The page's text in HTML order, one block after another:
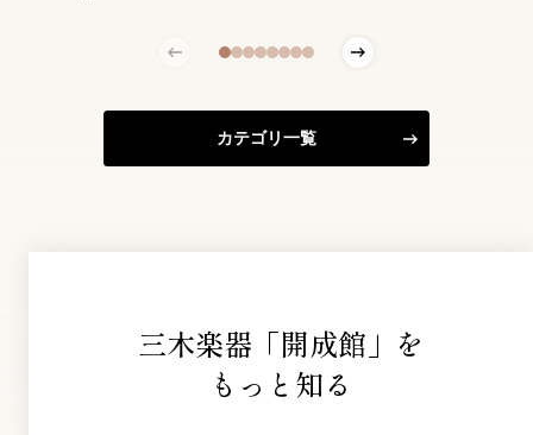
カテゴリ一覧
三木楽器「開成館」を
もっと知る